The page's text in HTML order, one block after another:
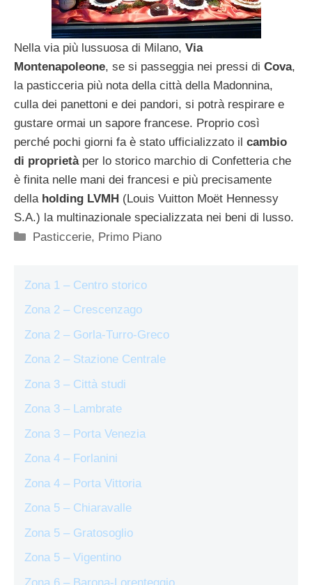
Nella via più lussuosa di Milano, Via
Montenapoleone, se si passeggia nei pressi di Cova,
la pasticceria più nota della città della Madonnina,
culla dei panettoni e dei pandori, si potrà respirare e
gustare ormai un sapore francese. Proprio così
perché pochi giorni fa è stato ufficializzato il cambio
di proprietà per lo storico marchio di Confetteria che
è finita nelle mani dei francesi e più precisamente
della holding LVMH (Louis Vuitton Moët Hennessy
S.A.) la multinazionale specializzata nei beni di lusso.
Categorie
Pasticcerie, Primo Piano
Zona 1 – Centro storico
Zona 2 – Crescenzago
Zona 2 – Gorla-Turro-Greco
Zona 2 – Stazione Centrale
Zona 3 – Città studi
Zona 3 – Lambrate
Zona 3 – Porta Venezia
Zona 4 – Forlanini
Zona 4 – Porta Vittoria
Zona 5 – Chiaravalle
Zona 5 – Gratosoglio
Zona 5 – Vigentino